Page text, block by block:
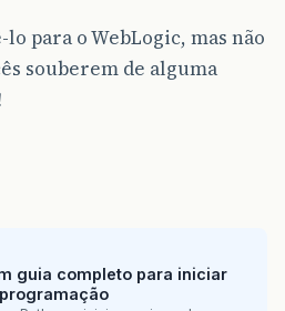
para o WebLogic, mas não
souberem de alguma
guia completo para iniciar